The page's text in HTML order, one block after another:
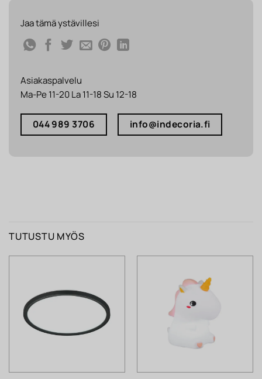
Jaa tämä ystävillesi
Asiakaspalvelu
Ma-Pe 11-20 La 11-18 Su 12-18
044 989 3706 info@indecoria.fi
TUTUSTU MYÖS